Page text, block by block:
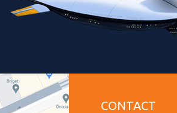
CONTACT